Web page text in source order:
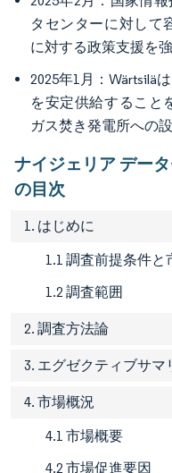
タセンターに対して
に対する政策支援を
2025年1月：Wärtsilä
を安定供給すること
ガス焚き発電所への
ナイジェリア デー
の目次
1. はじめに
1.1 調査前提条件と
1.2 調査範囲
2. 調査方法論
3. エグゼクティブサマ
4. 市場概況
4.1 市場概要
4.2 市場促進要因